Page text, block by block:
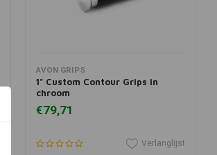
In winkelwagen
AVON GRIPS
1" Custom Contour Grips in
chroom
€79,71
Verlanglijst